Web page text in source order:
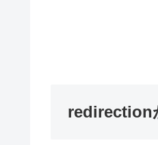
redirection